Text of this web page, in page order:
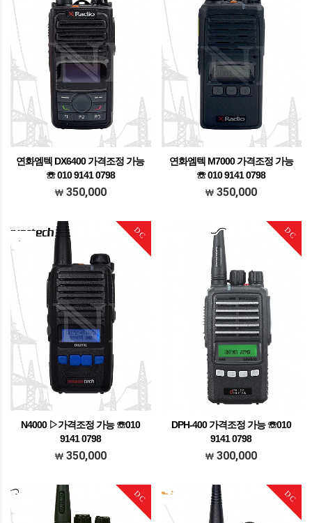
연화엠텍 DX6400 가격조정 가능
☏ 010 9141 0798
가격조정가능 문의주세요
350,000
연화엠텍 M7000 가격조정 가능
☏ 010 9141 0798
가격조정가능 문의주세요
350,000
DC
N4000 ▷가격조정 가능 ☏010
9141 0798
가격조정가능 문의주세요
350,000
DC
DPH-400 가격조정 가능 ☏010
9141 0798
가격조정가능 문의주세요
300,000
DC DC